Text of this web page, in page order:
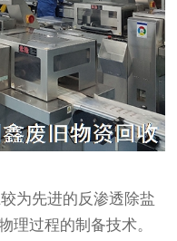
为先进的反渗透除盐
理过程的制备技术。